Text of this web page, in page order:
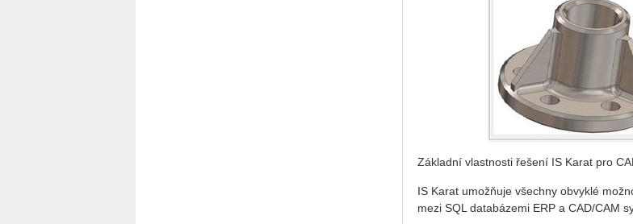
Základní vlastnosti řešení IS Karat pro
IS Karat umožňuje všechny obvyklé
mezi SQL databázemi ERP a CAD/CAM